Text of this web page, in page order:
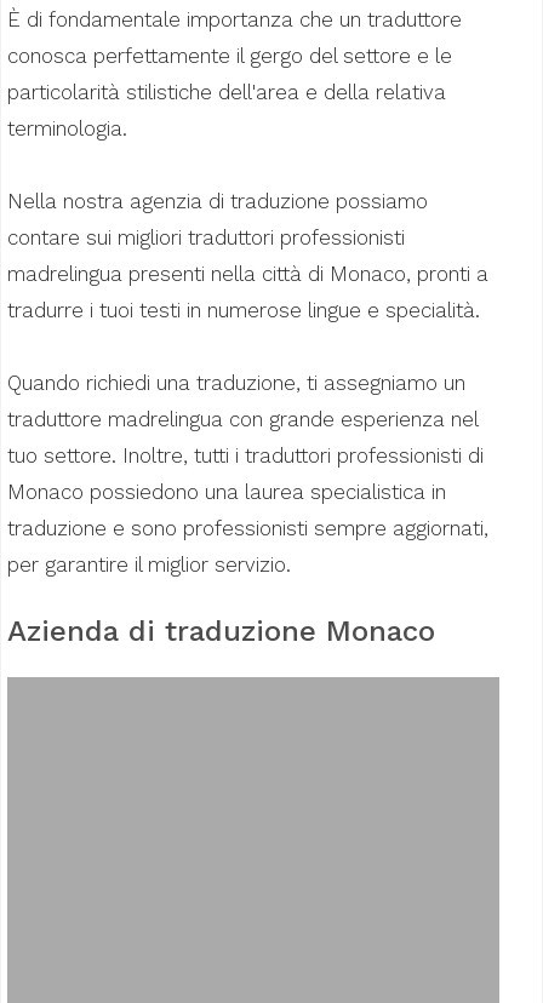
È di fondamentale importanza che un traduttore
conosca perfettamente il gergo del settore e le
particolarità stilistiche dell'area e della relativa
terminologia.
Nella nostra agenzia di traduzione possiamo
contare sui migliori traduttori professionisti
madrelingua presenti nella città di Monaco, pronti a
tradurre i tuoi testi in numerose lingue e specialità.
Quando richiedi una traduzione, ti assegniamo un
traduttore madrelingua con grande esperienza nel
tuo settore. Inoltre, tutti i traduttori professionisti di
Monaco possiedono una laurea specialistica in
traduzione e sono professionisti sempre aggiornati,
per garantire il miglior servizio.
Azienda di traduzione Monaco